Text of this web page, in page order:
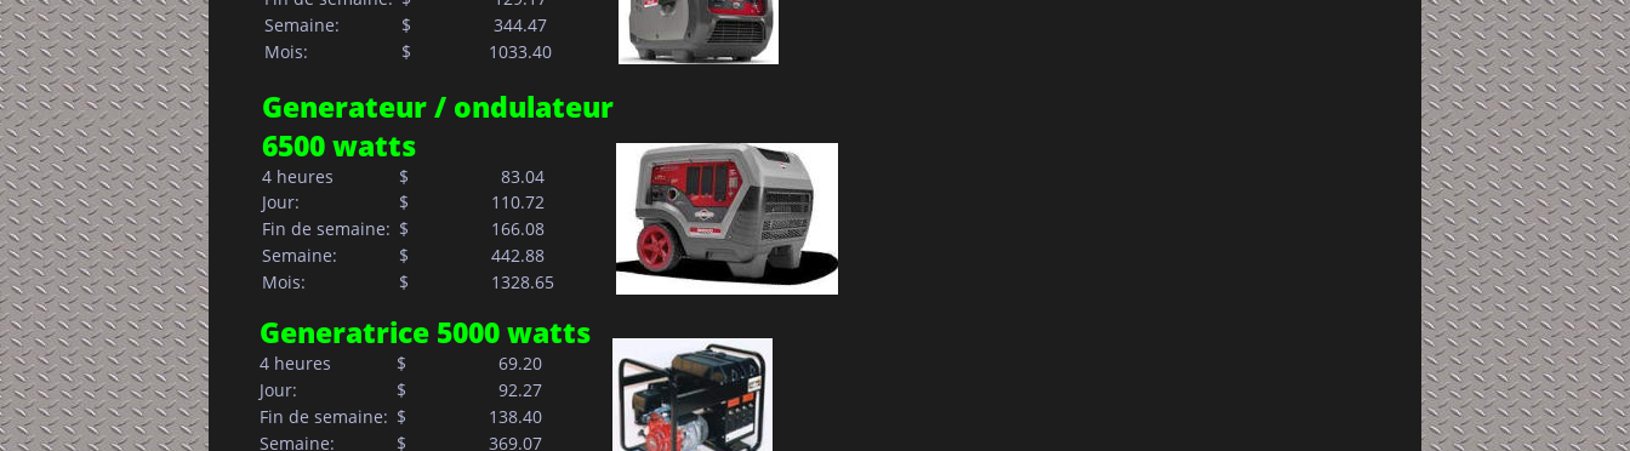
Generatrice 5000 watts
4 heures $
  69.20
Jour:
$
  92.27
Fin de semaine: $
138.40
Semaine:
$ 369.07
Semaine:
$
344.47
Mois:
$                1033.40
Generateur / ondulateur
6500 watts
4 heures $
  83.04
Jour:
$
110.72
Fin de semaine: $
166.08
Semaine:
$
442.88
Mois:
$                 1328.65